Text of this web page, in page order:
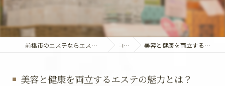
前橋市のエステならエステティック～Lunon～ コラム 美容と健康を両立するエステの魅力とは？
美容と健康を両立するエステの魅力とは？